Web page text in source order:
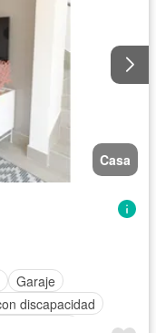
Casa
Garaje
discapacidad